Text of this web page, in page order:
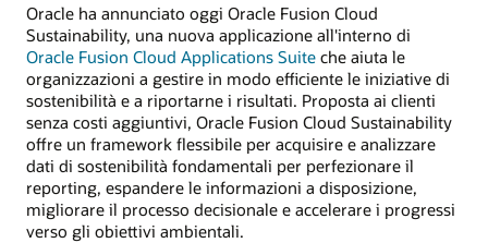
Oracle ha annunciato oggi Oracle Fusion Cloud
Sustainability, una nuova applicazione all'interno di
Oracle Fusion Cloud Applications Suite che aiuta le
organizzazioni a gestire in modo efficiente le iniziative di
sostenibilità e a riportarne i risultati. Proposta ai clienti
senza costi aggiuntivi, Oracle Fusion Cloud Sustainability
offre un framework flessibile per acquisire e analizzare
dati di sostenibilità fondamentali per perfezionare il
reporting, espandere le informazioni a disposizione,
migliorare il processo decisionale e accelerare i progressi
verso gli obiettivi ambientali.